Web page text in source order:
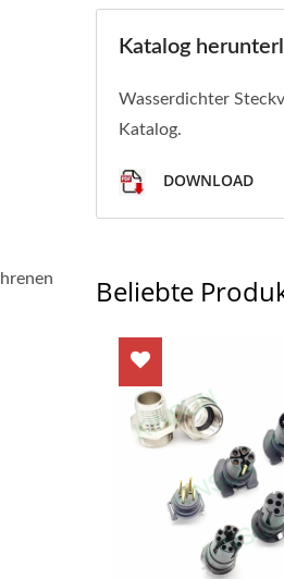
Katalog
Wasserdichter
Katalog.
DOWNLOAD
Beliebte